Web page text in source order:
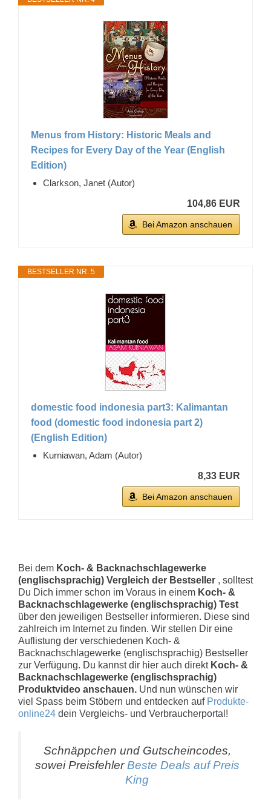
Menus from History: Historic Meals and
Recipes for Every Day of the Year (English
Edition)
Clarkson, Janet (Autor)
104,86 EUR
Bei Amazon anschauen
BESTSELLER NR. 5
domestic food indonesia part3: Kalimantan
food (domestic food indonesia part 2)
(English Edition)
Kurniawan, Adam (Autor)
8,33 EUR
Bei Amazon anschauen
Bei dem Koch- & Backnachschlagewerke
(englischsprachig) Vergleich der Bestseller , solltest
Du Dich immer schon im Voraus in einem Koch- &
Backnachschlagewerke (englischsprachig) Test
über den jeweiligen Bestseller informieren. Diese sind
zahlreich im Internet zu finden. Wir stellen Dir eine
Auflistung der verschiedenen Koch- &
Backnachschlagewerke (englischsprachig) Bestseller
zur Verfügung. Du kannst dir hier auch direkt Koch- &
Backnachschlagewerke (englischsprachig)
Produktvideo anschauen. Und nun wünschen wir
viel Spass beim Stöbern und entdecken auf Produkte-
online24 dein Vergleichs- und Verbraucherportal!
Schnäppchen und Gutscheincodes,
sowei Preisfehler Beste Deals auf Preis
King